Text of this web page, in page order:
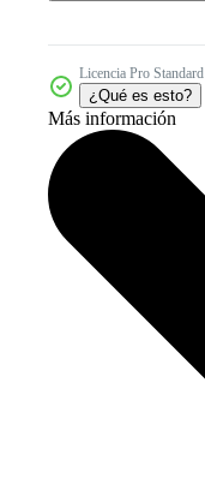
Licencia Pro Standard
¿Qué es esto?
Más información